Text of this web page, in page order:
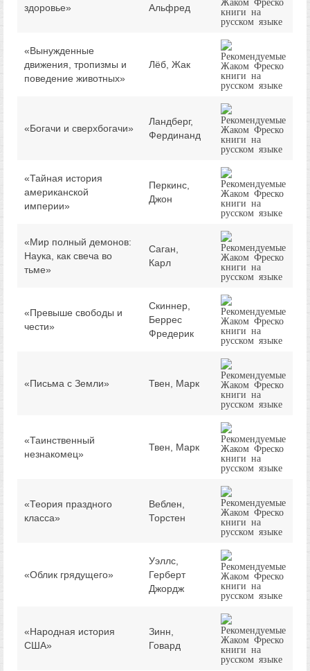
здоровье» Альфред
«Вынужденные
движения, тропизмы и
поведение животных»
Лёб, Жак
«Богачи и сверхбогачи»
Ландберг,
Фердинанд
«Тайная история
американской
империи»
Перкинс,
Джон
«Мир полный демонов:
Наука, как свеча во
тьме»
Саган,
Карл
«Превыше свободы и
чести»
Скиннер,
Беррес
Фредерик
«Письма с Земли» Твен, Марк
«Таинственный
незнакомец»
Твен, Марк
«Теория праздного
класса»
Веблен,
Торстен
«Облик грядущего»
Уэллс,
Герберт
Джордж
«Народная история
США»
Зинн,
Говард